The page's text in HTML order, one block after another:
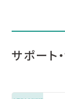
サポート